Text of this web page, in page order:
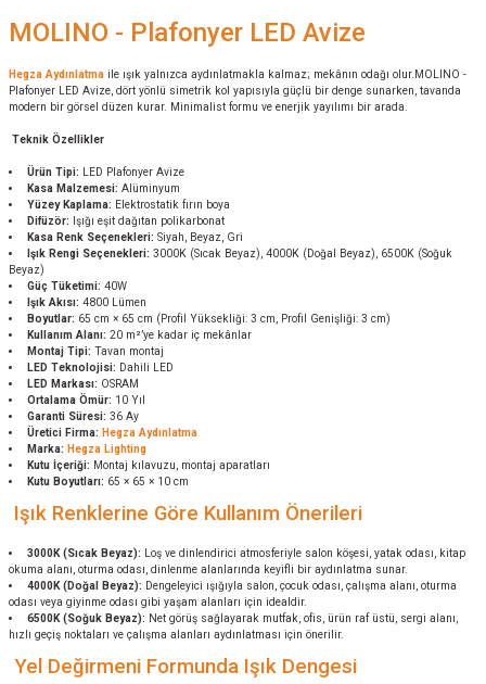
MOLINO - Plafonyer LED Avize
Hegza Aydınlatma ile ışık yalnızca aydınlatmakla kalmaz; mekânın odağı olur.MOLINO -
Plafonyer LED Avize, dört yönlü simetrik kol yapısıyla güçlü bir denge sunarken, tavanda
modern bir görsel düzen kurar. Minimalist formu ve enerjik yayılımı bir arada.
Teknik Özellikler
Ürün Tipi:
LED Plafonyer Avize
Kasa Malzemesi: Alüminyum
Yüzey Kaplama: Elektrostatik fırın boya
Difüzör:
Işığı eşit dağıtan polikarbonat
Kasa Renk Seçenekleri: Siyah, Beyaz, Gri
Işık Rengi Seçenekleri: 3000K (Sıcak Beyaz), 4000K (Doğal Beyaz), 6500K (Soğuk
Beyaz)
Güç Tüketimi: 40W
Işık Akısı: 4800 Lümen
Boyutlar: 65 cm × 65 cm (Profil Yüksekliği: 3 cm, Profil Genişliği: 3 cm)
Kullanım Alanı: 20 m²’ye kadar iç mekânlar
Montaj Tipi: Tavan montaj
LED Teknolojisi: Dahili LED
LED Markası: OSRAM
Ortalama Ömür: 10 Yıl
Garanti Süresi: 36 Ay
Üretici Firma: Hegza Aydınlatma
Marka: Hegza Lighting
Kutu İçeriği: Montaj kılavuzu, montaj aparatları
Kutu Boyutları: 65 × 65 × 10 cm
Işık Renklerine Göre Kullanım Önerileri
3000K (Sıcak Beyaz):
Loş ve dinlendirici atmosferiyle salon köşesi, yatak odası, kitap
okuma alanı, oturma odası, dinlenme alanlarında keyifli bir aydınlatma sunar.
4000K (Doğal Beyaz): Dengeleyici ışığıyla salon, çocuk odası, çalışma alanı, oturma
odası veya giyinme odası gibi yaşam alanları için idealdir.
6500K (Soğuk Beyaz): Net görüş sağlayarak mutfak, ofis, ürün raf üstü, sergi alanı,
hızlı geçiş noktaları ve çalışma alanları aydınlatması için önerilir.
Yel Değirmeni Formunda Işık Dengesi